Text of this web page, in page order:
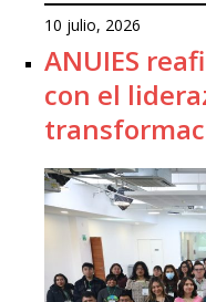
10 julio, 2026
ANUIES
con el